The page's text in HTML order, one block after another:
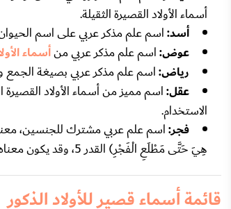
أسماء الأولاد القصيرة الثقيلة.
أسد:اسم علم مذكر عربي على اسم
عوض:اسم علم مذكر عربي منأسماء
رياض:اسم علم مذكر عربي بصيغة الجمع
عقل:اسم مميز من أسماء الأولاد القصيرة
الاستخدام.
فجر:اسم علم عربي مشترك للجنسين،
هِيَ حَتَّى مَطْلَعِ الْفَجْرِ) القدر 5، وقد يكون معناه محل انفجار الماء.
قائمة أسماء قصير للأولاد الذكور